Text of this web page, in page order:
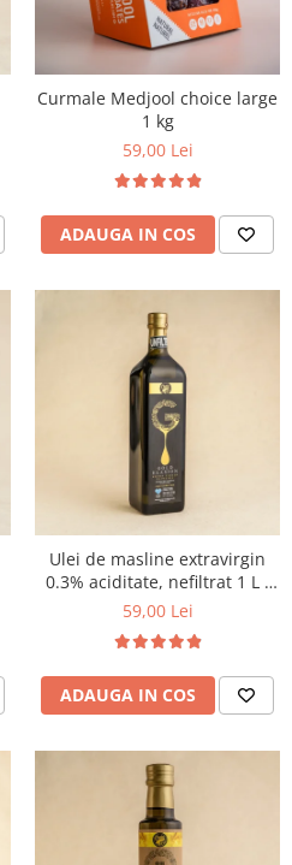
Curmale Medjool choice large
1 kg
59,00 Lei
ADAUGA IN COS
Ulei de masline extravirgin
0.3% aciditate, nefiltrat 1 L -
presat la rece
59,00 Lei
ADAUGA IN COS